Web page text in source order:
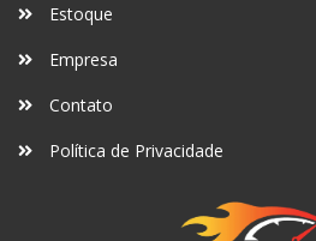
Estoque
Empresa
Contato
Política de Privacidade